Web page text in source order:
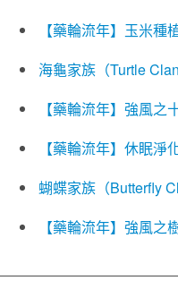
【藥輪流年】玉米種
海龜家族（Turtle
【藥輪流年】強風之
【藥輪流年】休眠淨
蝴蝶家族（Butterfly
【藥輪流年】強風之